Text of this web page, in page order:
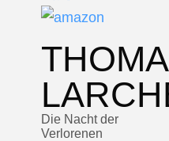
Die Nacht der
Verlorenen